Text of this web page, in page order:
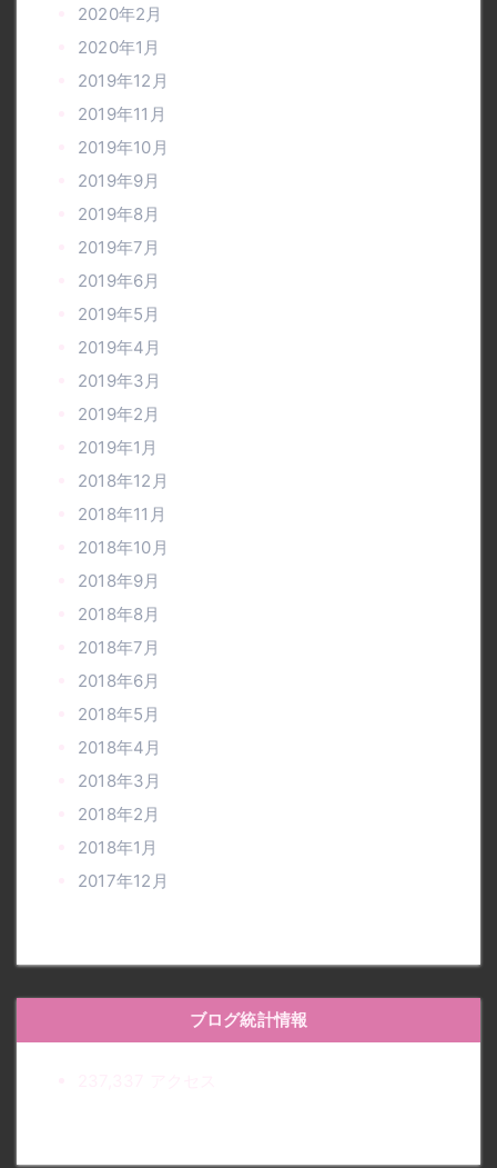
2020年2月
2020年1月
2019年12月
2019年11月
2019年10月
2019年9月
2019年8月
2019年7月
2019年6月
2019年5月
2019年4月
2019年3月
2019年2月
2019年1月
2018年12月
2018年11月
2018年10月
2018年9月
2018年8月
2018年7月
2018年6月
2018年5月
2018年4月
2018年3月
2018年2月
2018年1月
2017年12月
ブログ統計情報